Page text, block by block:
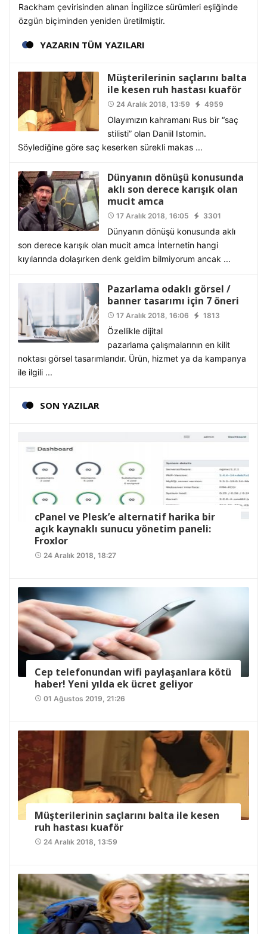
Rackham çevirisinden alınan İngilizce sürümleri eşliğinde
özgün biçiminden yeniden üretilmiştir.
YAZARIN TÜM YAZILARI
Müşterilerinin saçlarını balta
ile kesen ruh hastası kuaför
access_time 24 Aralık 2018, 13:59 4959
Olayımızın kahramanı Rus bir “saç
stilisti” olan Daniil Istomin.
Söylediğine göre saç keserken sürekli makas ...
Dünyanın dönüşü konusunda
aklı son derece karışık olan
mucit amca
access_time 17 Aralık 2018, 16:05 3301
Dünyanın dönüşü konusunda aklı
son derece karışık olan mucit amca İnternetin hangi
kıyılarında dolaşırken denk geldim bilmiyorum ancak ...
Pazarlama odaklı görsel /
banner tasarımı için 7 öneri
access_time 17 Aralık 2018, 16:06 1813
Özellikle dijital
pazarlama çalışmalarının en kilit
noktası görsel tasarımlarıdır. Ürün, hizmet ya da kampanya
ile ilgili ...
SON YAZILAR
cPanel ve Plesk’e alternatif harika bir
açık kaynaklı sunucu yönetim paneli:
Froxlor
access_time 24 Aralık 2018, 18:27
Cep telefonundan wifi paylaşanlara kötü
haber! Yeni yılda ek ücret geliyor
access_time 01 Ağustos 2019, 21:26
Müşterilerinin saçlarını balta ile kesen
ruh hastası kuaför
access_time 24 Aralık 2018, 13:59